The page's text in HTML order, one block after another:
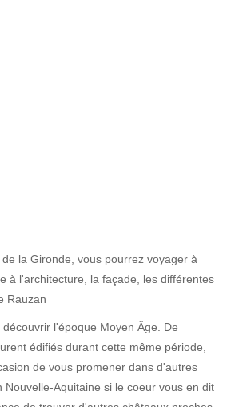
la Gironde, vous pourrez voyager à
à l'architecture, la façade, les différentes
Rauzan
l'époque Moyen Âge. De
édifiés durant cette même période,
de vous promener dans d'autres
Nouvelle-Aquitaine si le coeur vous en dit